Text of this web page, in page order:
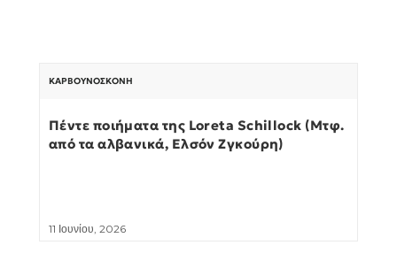
ΚΑΡΒΟΥΝΌΣΚΟΝΗ
Πέντε ποιήματα της Loreta Schillock (Μτφ.
από τα αλβανικά, Ελσόν Ζγκούρη)
11 Ιουνίου, 2026